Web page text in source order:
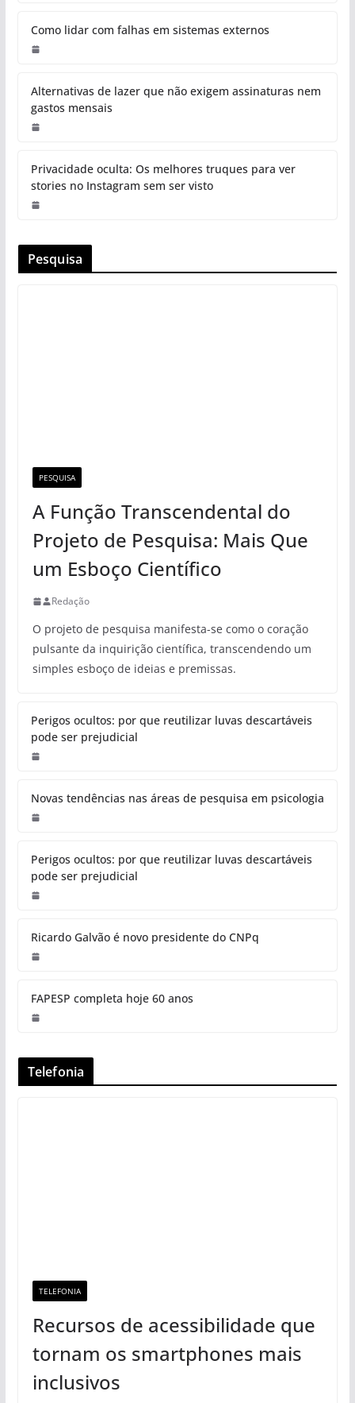
Como lidar com falhas em sistemas externos
Alternativas de lazer que não exigem assinaturas nem
gastos mensais
Privacidade oculta: Os melhores truques para ver
stories no Instagram sem ser visto
Pesquisa
PESQUISA
A Função Transcendental do
Projeto de Pesquisa: Mais Que
um Esboço Científico
Redação
O projeto de pesquisa manifesta-se como o coração
pulsante da inquirição científica, transcendendo um
simples esboço de ideias e premissas.
Perigos ocultos: por que reutilizar luvas descartáveis
pode ser prejudicial
Novas tendências nas áreas de pesquisa em psicologia
Perigos ocultos: por que reutilizar luvas descartáveis
pode ser prejudicial
Ricardo Galvão é novo presidente do CNPq
FAPESP completa hoje 60 anos
Telefonia
TELEFONIA
Recursos de acessibilidade que
tornam os smartphones mais
inclusivos